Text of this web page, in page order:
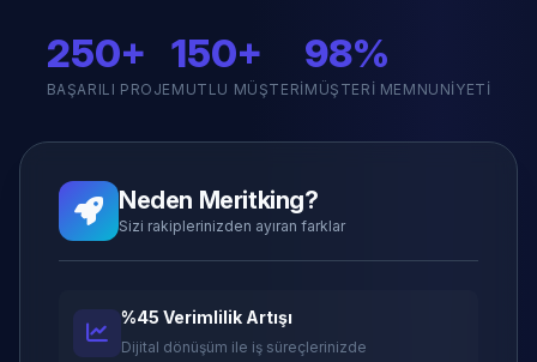
250+
BAŞARILI PROJE
150+
MUTLU MÜŞTERI
98%
MÜŞTERI MEMNUNIYETI
Neden Meritking?
Sizi rakiplerinizden ayıran farklar
%45 Verimlilik Artışı
Dijital dönüşüm ile iş süreçlerinizde